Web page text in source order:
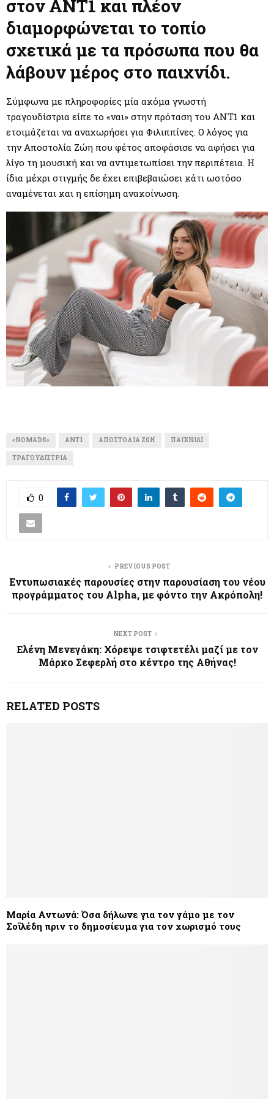
E
N
U
στονΑΝΤ1 και πλέον
διαμορφώνεται το τοπίο
σχετικά με τα πρόσωπα που θα
λάβουν μέρος στο παιχνίδι.
Σύμφωνα με πληροφορίες μία ακόμα γνωστή
τραγουδίστρια είπε το «ναι» στην πρόταση του ΑΝΤ1 και
ετοιμάζεται να αναχωρήσει για Φιλιππίνες. Ο λόγος για
την Αποστολία Ζώη που φέτος αποφάσισε να αφήσει για
λίγο τη μουσική και να αντιμετωπίσει την περιπέτεια. Η
ίδια μέχρι στιγμής δε έχει επιβεβαιώσει κάτι ωστόσο
αναμένεται και η επίσημη ανακοίνωση.
«NOMADS» ANT1 ΑΠΟΣΤΟΛΊΑ ΖΏΗ ΠΑΙΧΝΊΔΙ
ΤΡΑΓΟΥΔΊΣΤΡΙΑ
0
PREVIOUS POST
Εντυπωσιακές παρουσίες στην παρουσίαση του νέου
προγράμματος του Alpha, με φόντο την Ακρόπολη!
NEXT POST
Ελένη Μενεγάκη: Χόρεψε τσιφτετέλι μαζί με τον
Μάρκο Σεφερλή στο κέντρο της Αθήνας!
RELATED POSTS
Μαρία Αντωνά: Όσα δήλωνε για τον γάμο με τον
Σοϊλέδη πριν το δημοσίευμα για τον χωρισμό τους